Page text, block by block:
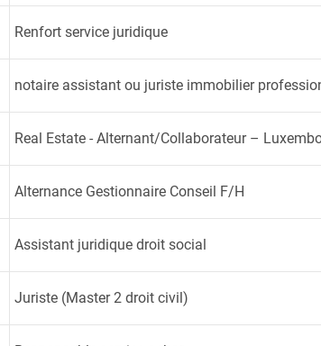
Renfort service juridique
notaire assistant ou juriste immobilier
Real Estate - Alternant/Collaborateur –
Alternance Gestionnaire Conseil F/H
Assistant juridique droit social
Juriste (Master 2 droit civil)